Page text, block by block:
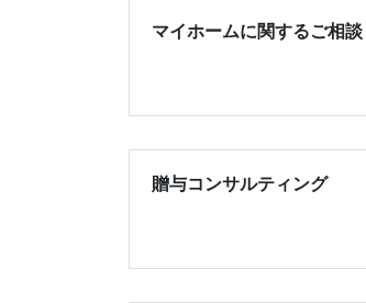
マイホームに関するご相談
贈与コンサルティング